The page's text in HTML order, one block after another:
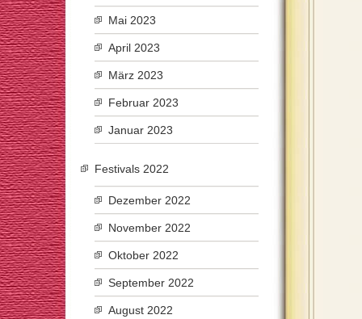
Mai 2023
April 2023
März 2023
Februar 2023
Januar 2023
Festivals 2022
Dezember 2022
November 2022
Oktober 2022
September 2022
August 2022